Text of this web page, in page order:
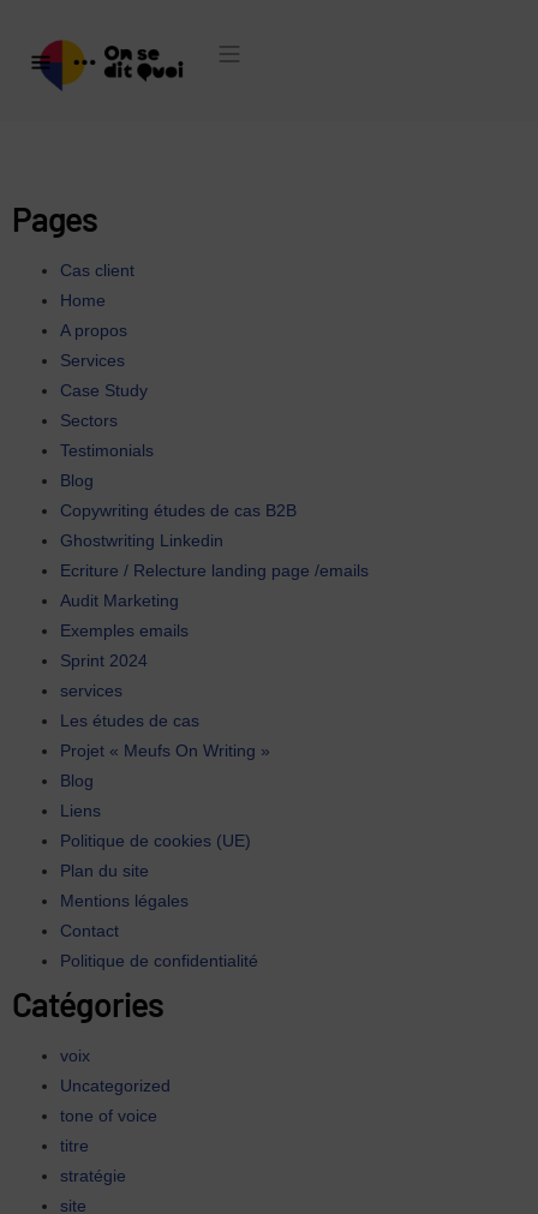
Pages
Cas client
Home
A propos
Services
Case Study
Sectors
Testimonials
Blog
Copywriting études de cas B2B
Ghostwriting Linkedin
Ecriture / Relecture landing page /emails
Audit Marketing
Exemples emails
Sprint 2024
services
Les études de cas
Projet « Meufs On Writing »
Blog
Liens
Politique de cookies (UE)
Plan du site
Mentions légales
Contact
Politique de confidentialité
Catégories
voix
Uncategorized
tone of voice
titre
stratégie
site